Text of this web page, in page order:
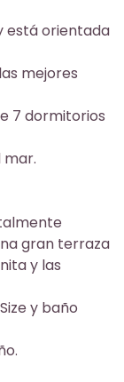
está orientada
mejores
7 dormitorios
mar.
gran terraza
y las
y baño